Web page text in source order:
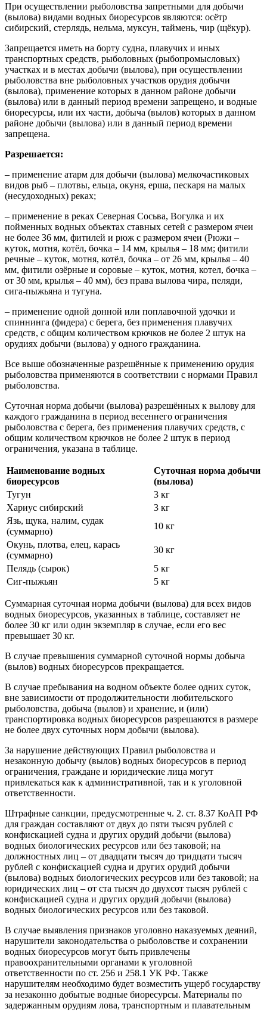
При осуществлении рыболовства запретными для добычи
(вылова) видами водных биоресурсов являются: осётр
сибирский, стерлядь, нельма, муксун, таймень, чир (щёкур).
Запрещается иметь на борту судна, плавучих и иных
транспортных средств, рыболовных (рыбопромысловых)
участках и в местах добычи (вылова), при осуществлении
рыболовства вне рыболовных участков орудия добычи
(вылова), применение которых в данном районе добычи
(вылова) или в данный период времени запрещено, и водные
биоресурсы, или их части, добыча (вылов) которых в данном
районе добычи (вылова) или в данный период времени
запрещена.
Разрешается:
– применение атарм для добычи (вылова) мелкочастиковых
видов рыб – плотвы, ельца, окуня, ерша, пескаря на малых
(несудоходных) реках;
– применение в реках Северная Сосьва, Вогулка и их
пойменных водных объектах ставных сетей с размером ячеи
не более 36 мм, фитилей и рюж с размером ячеи (Рюжи –
куток, мотня, котёл, бочка – 14 мм, крылья – 18 мм; фитили
речные – куток, мотня, котёл, бочка – от 26 мм, крылья – 40
мм, фитили озёрные и соровые – куток, мотня, котел, бочка –
от 30 мм, крылья – 40 мм), без права вылова чира, пеляди,
сига-пыжьяна и тугуна.
– применение одной донной или поплавочной удочки и
спиннинга (фидера) с берега, без применения плавучих
средств, с общим количеством крючков не более 2 штук на
орудиях добычи (вылова) у одного гражданина.
Все выше обозначенные разрешённые к применению орудия
рыболовства применяются в соответствии с нормами Правил
рыболовства.
Суточная норма добычи (вылова) разрешённых к вылову для
каждого гражданина в период весеннего ограничения
рыболовства с берега, без применения плавучих средств, с
общим количеством крючков не более 2 штук в период
ограничения, указана в таблице.
Наименование водных
биоресурсов
Суточная норма добычи
(вылова)
Тугун
3 кг
Хариус сибирский
3 кг
Язь, щука, налим, судак
(суммарно)
10 кг
Окунь, плотва, елец, карась
(суммарно)
30 кг
Пелядь (сырок)
5 кг
Сиг-пыжьян
5 кг
Суммарная суточная норма добычи (вылова) для всех видов
водных биоресурсов, указанных в таблице, составляет не
более 30 кг или один экземпляр в случае, если его вес
превышает 30 кг.
В случае превышения суммарной суточной нормы добыча
(вылов) водных биоресурсов прекращается.
В случае пребывания на водном объекте более одних суток,
вне зависимости от продолжительности любительского
рыболовства, добыча (вылов) и хранение, и (или)
транспортировка водных биоресурсов разрешаются в размере
не более двух суточных норм добычи (вылова).
За нарушение действующих Правил рыболовства и
незаконную добычу (вылов) водных биоресурсов в период
ограничения, граждане и юридические лица могут
привлекаться как к административной, так и к уголовной
ответственности.
Штрафные санкции, предусмотренные ч. 2. ст. 8.37 КоАП РФ
для граждан составляют от двух до пяти тысяч рублей с
конфискацией судна и других орудий добычи (вылова)
водных биологических ресурсов или без таковой; на
должностных лиц – от двадцати тысяч до тридцати тысяч
рублей с конфискацией судна и других орудий добычи
(вылова) водных биологических ресурсов или без таковой; на
юридических лиц – от ста тысяч до двухсот тысяч рублей с
конфискацией судна и других орудий добычи (вылова)
водных биологических ресурсов или без таковой.
В случае выявления признаков уголовно наказуемых деяний,
нарушители законодательства о рыболовстве и сохранении
водных биоресурсов могут быть привлечены
правоохранительными органами к уголовной
ответственности по ст. 256 и 258.1 УК РФ. Также
нарушителям необходимо будет возместить ущерб государству
за незаконно добытые водные биоресурсы. Материалы по
задержанным орудиям лова, транспортным и плавательным